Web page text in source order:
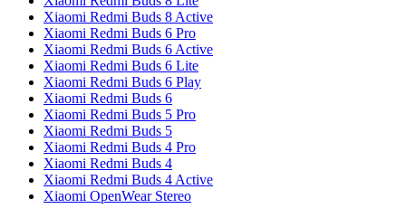
Xiaomi Redmi Buds 8 Active
Xiaomi Redmi Buds 6 Pro
Xiaomi Redmi Buds 6 Active
Xiaomi Redmi Buds 6 Lite
Xiaomi Redmi Buds 6 Play
Xiaomi Redmi Buds 6
Xiaomi Redmi Buds 5 Pro
Xiaomi Redmi Buds 5
Xiaomi Redmi Buds 4 Pro
Xiaomi Redmi Buds 4
Xiaomi Redmi Buds 4 Active
Xiaomi OpenWear Stereo